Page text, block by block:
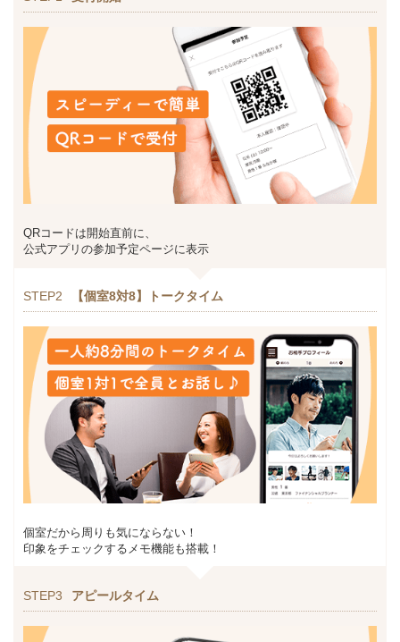
QRコードは開始直前に、
公式アプリの参加予定ページに表示
STEP2 【個室8対8】トークタイム
個室だから周りも気にならない！
印象をチェックするメモ機能も搭載！
STEP3 アピールタイム